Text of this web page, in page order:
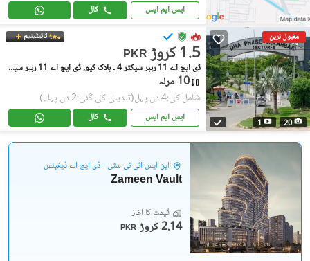
ایس ایم ایس کال
مقبول ترین
20
1
ٹائیٹینیم
PKR 1.5 کروڑ
ڈی ایچ اے 11 رہبر سیکٹر 4 ۔ بلاک کیو, ڈی ایچ اے 11 رہبر سیکٹر 4
10 مرلہ
شامل کی:4 دن پہل (تبدیلی کی گئی:2 دن پہلے)
ایس ایم ایس کال
این ایس آئی ٹی سٹی - ڈی ایچ اے ڈیفینس
Zameen Vault
قیمت کا آغاز
PKR 2.14 کروڑ